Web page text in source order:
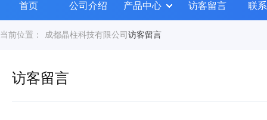
首页 公司介绍 产品中心 访客留言 联
当前位置： 成都晶柱科技有限公司 访客留言
访客留言